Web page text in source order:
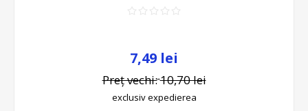
7,49 lei
Preț vechi:10,70 lei
exclusivexpedierea